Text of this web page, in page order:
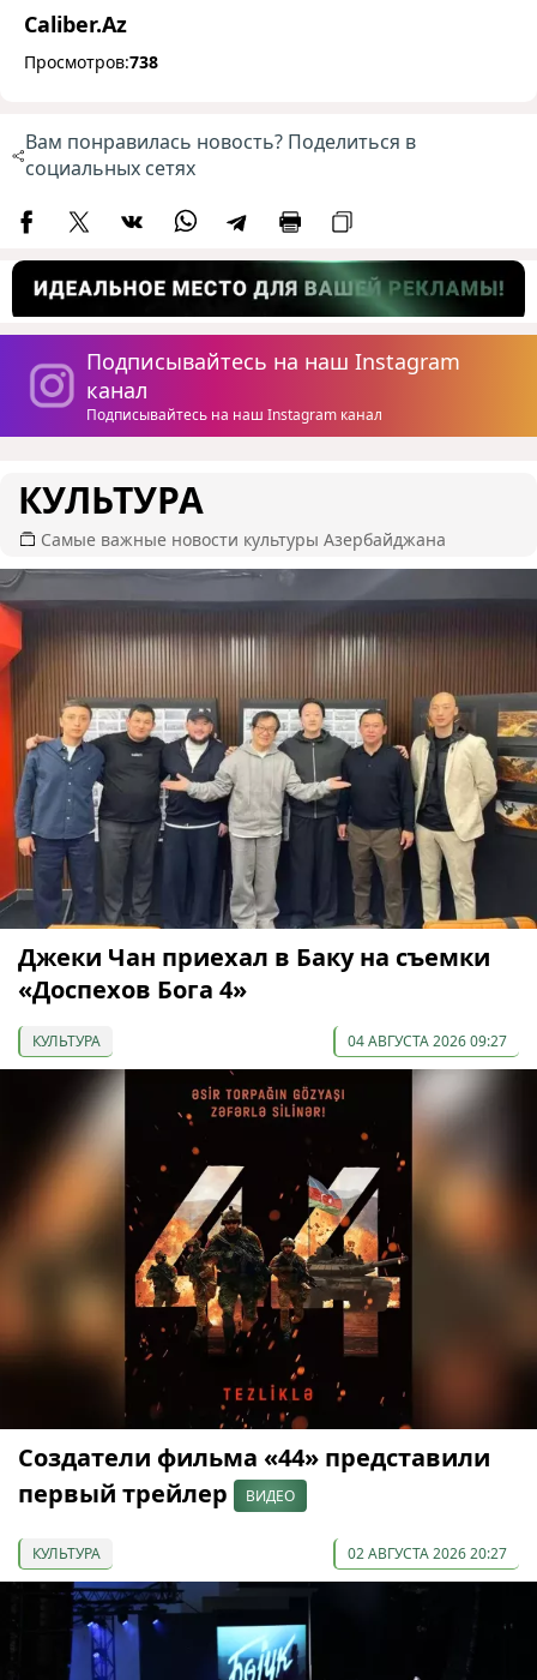
Caliber.Az
Просмотров:738
Вам понравилась новость? Поделиться в
социальных сетях
Подписывайтесь на наш Instagram
канал
Подписывайтесь на наш Instagram канал
КУЛЬТУРА
Самые важные новости культуры Азербайджана
Джеки Чан приехал в Баку на съемки
«Доспехов Бога 4»
КУЛЬТУРА 04 АВГУСТА 2026 09:27
Создатели фильма «44» представили
первый трейлер
ВИДЕО
КУЛЬТУРА 02 АВГУСТА 2026 20:27